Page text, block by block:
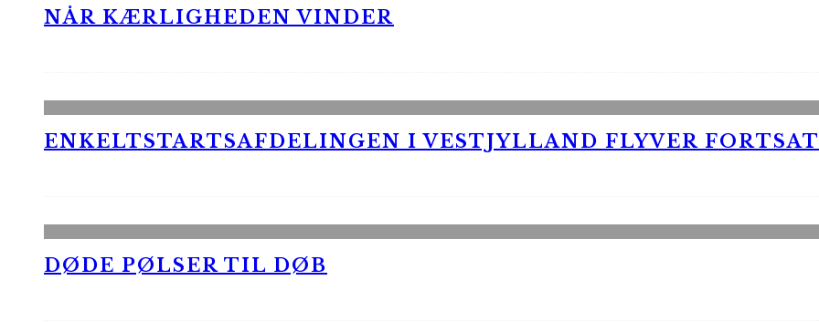
NÅR KÆRLIGHEDEN VINDER
ENKELTSTARTSAFDELINGEN I VESTJYLLAND FLYVER
DØDE PØLSER TIL DØB